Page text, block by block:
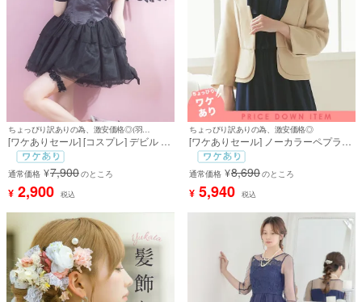
[ワケありセール] [コスプレ] デビル フ
レアスカート セクシー 3点セット (ワ
ンピース/ガーターリング/グローブ)
通常価格 ¥7,900のところ
¥ 2,900 税込
ちょっぴり訳ありの為、激安価格◎
[ワケありセール] ノーカラーペプラム
ボレロジャケット [Retica/レティカ]
通常価格 ¥8,690のところ
¥ 5,940 税込